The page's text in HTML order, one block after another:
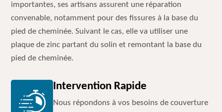
importantes, ses artisans assurent une réparation
convenable, notamment pour des fissures à la base du
pied de cheminée. Suivant le cas, elle va utiliser une
plaque de zinc partant du solin et remontant la base du
pied de cheminée.
Intervention Rapide
Nous répondons à vos besoins de couverture